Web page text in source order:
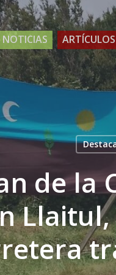
NOTICIAS ARTÍCULOS
de la